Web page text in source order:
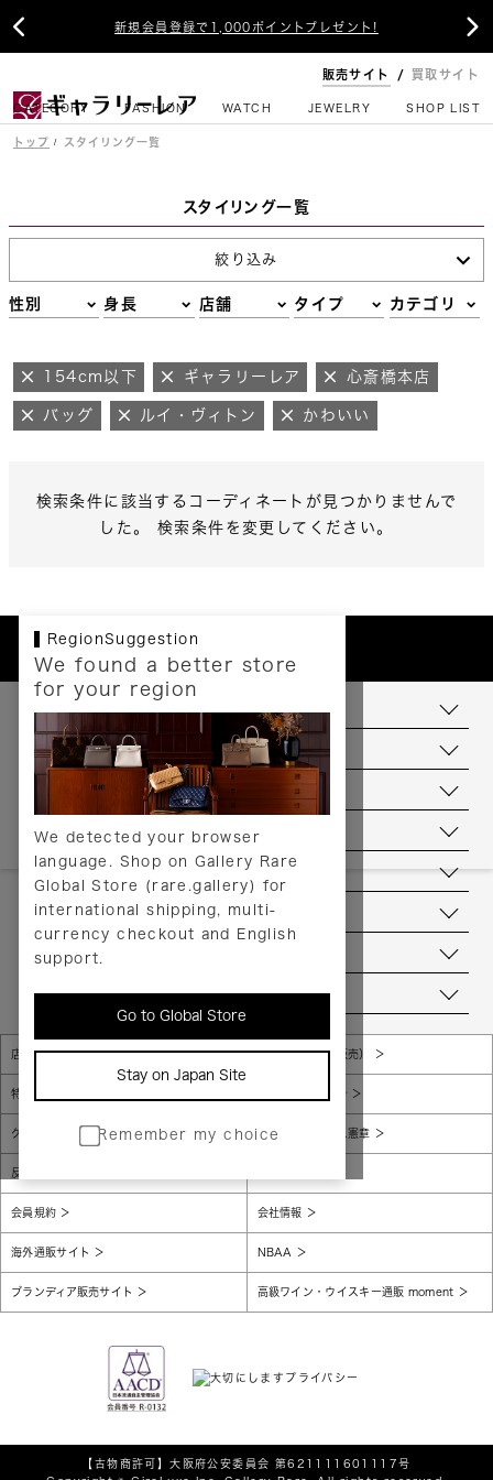
新規会員登録で1,000ポイントプレゼント!
 
販売サイト 買取サイト
CATEGORY FASHION WATCH JEWELRY SHOP LIST
トップ スタイリング一覧
スタイリング一覧
絞り込み
性別 身長 店舗 タイプ カテゴリ
154cm以下 ギャラリーレア 心斎橋本店
バッグ ルイ・ヴィトン かわいい
検索条件に該当するコーディネートが見つかりませんで
した。 検索条件を変更してください。
RegionSuggestion
We found a better store
for your region
We detected your browser
language. Shop on Gallery Rare
Global Store (rare.gallery) for
international shipping, multi-
currency checkout and English
support.
Go to Global Store
Stay on Japan Site
Remember my choice
お支払いについて
配送について
送料について
返品について
ヘルプ
お問い合わせ
当店について
店舗一覧 販売規約（店頭販売）
特定商取引法に基づく表示 個人情報保護方針
グローバルプライバシーポリシー コンプライアンス憲章
反社会的勢力に対する基本方針
会員規約 会社情報
海外通販サイト NBAA
ブランディア販売サイト 高級ワイン・ウイスキー通販 moment
【古物商許可】大阪府公安委員会 第621111601117号